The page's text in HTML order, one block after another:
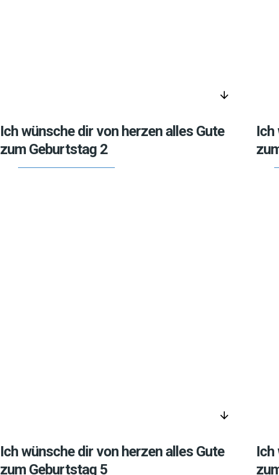
arrow_downward
Ich wünsche dir von herzen alles Gute
zum Geburtstag 2
Ich
arrow_downward
Ich wünsche dir von herzen alles Gute
zum Geburtstag 5
Ich